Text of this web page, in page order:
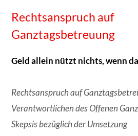
Rechtsanspruch auf
Ganztagsbetreuung
Geld allein nützt nichts, wenn
Rechtsanspruch auf
Verantwortlichen des Offenen
Skepsis bezüglich der Umsetzung